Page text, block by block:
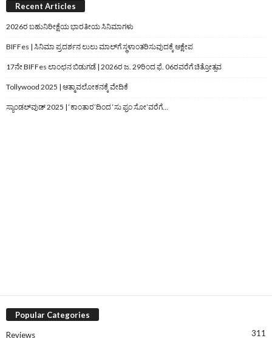
Recent Articles
2026ರ ಬಹುನಿರೀಕ್ಷೆಯ ಭಾರತೀಯ ಸಿನಿಮಾಗಳು
BIFFes | ಸಿನಿಮಾ ಪ್ರದರ್ಶನ ಲುಲು ಮಾಲ್‌ಗೆ ಸ್ಥಳಾಂತರಿಸುವುದಕ್ಕೆ ಆಕ್ಷೇಪ
17ನೇ BIFFes ಲಾಂಛನ ಬಿಡುಗಡೆ | 2026ರ ಜ. 29ರಿಂದ ಫೆ. 06ರವರೆಗೆ ಚಿತ್ರೋತ್ಸವ
Tollywood 2025 | ಆತ್ಮಾವಲೋಕನಕ್ಕೆ ವೇದಿಕೆ
ಸ್ಯಾಂಡಲ್‌ವುಡ್‌ 2025 | ‘ಕಾಂತಾರ’ದಿಂದ ‘ಸು ಫ್ರಂ ಸೋ’ವರೆಗೆ…
Popular Categories
Reviews 311